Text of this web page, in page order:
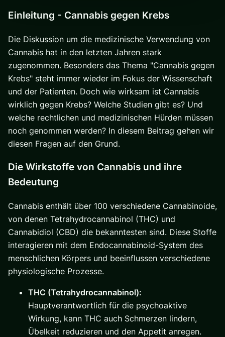
Einleitung - Cannabis gegen Krebs
Die Diskussion um die medizinische Verwendung von
Cannabis hat in den letzten Jahren stark
zugenommen. Besonders das Thema "Cannabis gegen
Krebs" steht immer wieder im Fokus der Wissenschaft
und der Patienten. Doch wie wirksam ist Cannabis
wirklich gegen Krebs? Welche Studien gibt es? Und
welche rechtlichen und medizinischen Hürden müssen
noch genommen werden? In diesem Beitrag gehen wir
diesen Fragen auf den Grund.
Die Wirkstoffe von Cannabis und ihre
Bedeutung
Cannabis enthält über 100 verschiedene Cannabinoide,
von denen Tetrahydrocannabinol (THC) und
Cannabidiol (CBD) die bekanntesten sind. Diese Stoffe
interagieren mit dem Endocannabinoid-System des
menschlichen Körpers und beeinflussen verschiedene
physiologische Prozesse.
THC (Tetrahydrocannabinol):
Hauptverantwortlich für die psychoaktive
Wirkung, kann THC auch Schmerzen lindern,
Übelkeit reduzieren und den Appetit anregen.